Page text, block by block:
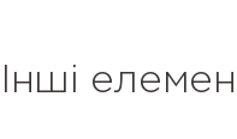
Інші